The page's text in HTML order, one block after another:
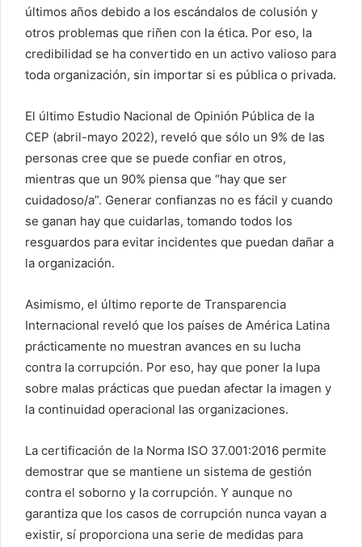
últimos años debido a los escándalos de colusión y
otros problemas que riñen con la ética. Por eso, la
credibilidad se ha convertido en un activo valioso para
toda organización, sin importar si es pública o privada.
El último Estudio Nacional de Opinión Pública de la
CEP (abril-mayo 2022), reveló que sólo un 9% de las
personas cree que se puede confiar en otros,
mientras que un 90% piensa que “hay que ser
cuidadoso/a”. Generar confianzas no es fácil y cuando
se ganan hay que cuidarlas, tomando todos los
resguardos para evitar incidentes que puedan dañar a
la organización.
Asimismo, el último reporte de Transparencia
Internacional reveló que los países de América Latina
prácticamente no muestran avances en su lucha
contra la corrupción. Por eso, hay que poner la lupa
sobre malas prácticas que puedan afectar la imagen y
la continuidad operacional las organizaciones.
La certificación de la Norma ISO 37.001:2016 permite
demostrar que se mantiene un sistema de gestión
contra el soborno y la corrupción. Y aunque no
garantiza que los casos de corrupción nunca vayan a
existir, sí proporciona una serie de medidas para